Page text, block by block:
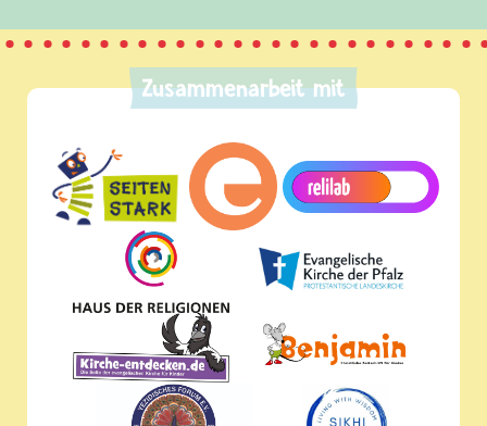
Zusammenarbeit mit